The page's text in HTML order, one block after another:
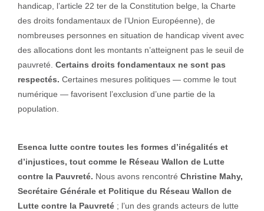
handicap, l’article 22 ter de la Constitution belge, la Charte
des droits fondamentaux de l’Union Européenne), de
nombreuses personnes en situation de handicap vivent avec
des allocations dont les montants n’atteignent pas le seuil de
pauvreté. Certains droits fondamentaux ne sont pas
respectés. Certaines mesures politiques — comme le tout
numérique — favorisent l’exclusion d’une partie de la
population.
Esenca lutte contre toutes les formes d’inégalités et
d’injustices, tout comme le Réseau Wallon de Lutte
contre la Pauvreté. Nous avons rencontré Christine Mahy,
Secrétaire Générale et Politique du Réseau Wallon de
Lutte contre la Pauvreté; l’un des grands acteurs de lutte